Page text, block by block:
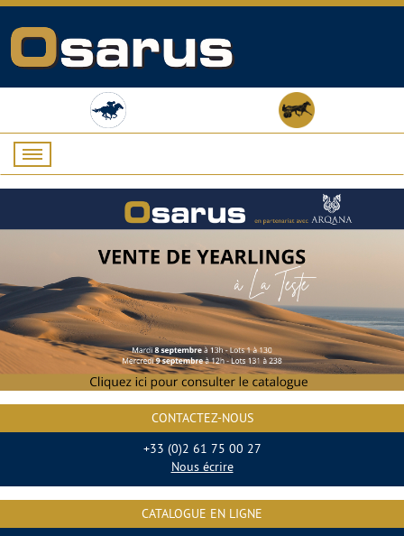
CONTACTEZ-NOUS
+33 (0)2 61 75 00 27
Nous écrire
CATALOGUE EN LIGNE